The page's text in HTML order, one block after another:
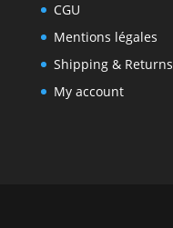
CGU
Mentions légales
Shipping & Returns
My account